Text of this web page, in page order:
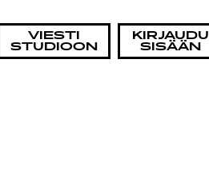
VIESTI
STUDIOON
KIRJAUDU
SISÄÄN